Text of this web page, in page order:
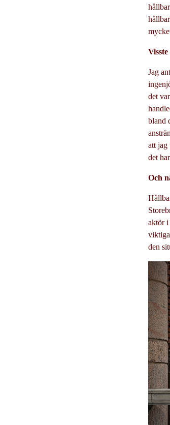
Jag
det
bland
att jag
det
Och
aktör i
den